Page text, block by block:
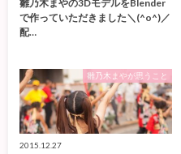
雛乃木まやの3DモデルをBlender
で作っていただきました＼(^o^)／
配…
雛乃木まやが思うこと
2015.12.27